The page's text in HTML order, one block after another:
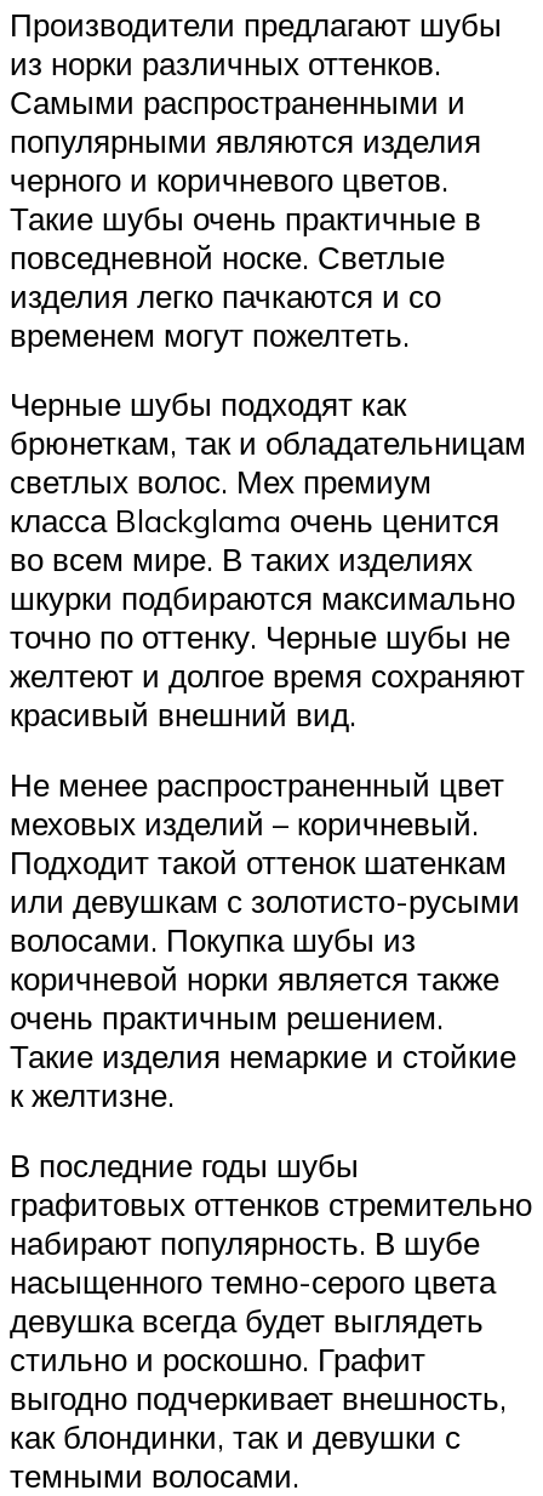
Производители предлагают шубы
из норки различных оттенков.
Самыми распространенными и
популярными являются изделия
черного и коричневого цветов.
Такие шубы очень практичные в
повседневной носке. Светлые
изделия легко пачкаются и со
временем могут пожелтеть.
Черные шубы подходят как
брюнеткам, так и обладательницам
светлых волос. Мех премиум
класса Blackglama очень ценится
во всем мире. В таких изделиях
шкурки подбираются максимально
точно по оттенку. Черные шубы не
желтеют и долгое время сохраняют
красивый внешний вид.
Не менее распространенный цвет
меховых изделий – коричневый.
Подходит такой оттенок шатенкам
или девушкам с золотисто-русыми
волосами. Покупка шубы из
коричневой норки является также
очень практичным решением.
Такие изделия немаркие и стойкие
к желтизне.
В последние годы шубы
графитовых оттенков стремительно
набирают популярность. В шубе
насыщенного темно-серого цвета
девушка всегда будет выглядеть
стильно и роскошно. Графит
выгодно подчеркивает внешность,
как блондинки, так и девушки с
темными волосами.